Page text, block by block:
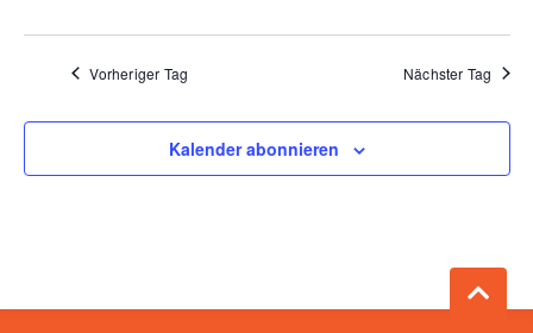
Vorheriger Tag Nächster Tag
Kalender abonnieren